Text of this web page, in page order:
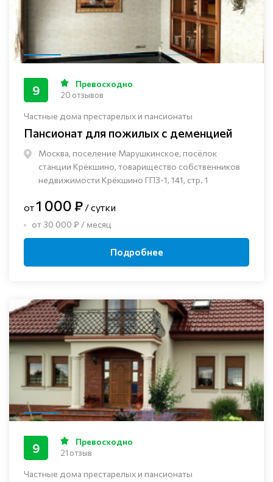
Частные дома престарелых и пансионаты
Пансионат для пожилых с деменцией
Москва, поселение Марушкинское, посёлок
станции Крёкшино, товарищество собственников
недвижимости Крёкшино ГПЗ-1, 141, стр. 1
9 Превосходно
20 отзывов
от1 000 ₽ / сутки
от 30 000 ₽ / месяц
Подробнее
Частные дома престарелых и пансионаты
9 Превосходно
21 отзыв